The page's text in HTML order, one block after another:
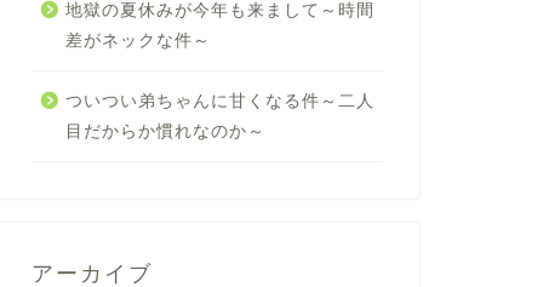
地獄の夏休みが今年も来まして～時間
差がネックな件～
ついつい弟ちゃんに甘くなる件～二人
目だからか慣れなのか～
アーカイブ